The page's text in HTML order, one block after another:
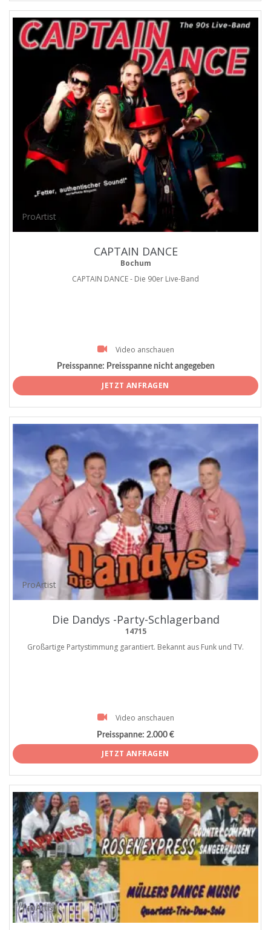
ProArtist
CAPTAIN DANCE
Bochum
CAPTAIN DANCE - Die 90er Live-Band
Video anschauen
Preisspanne: Preisspanne nicht angegeben
JETZT ANFRAGEN
ProArtist
Die Dandys -Party-Schlagerband
14715
Großartige Partystimmung garantiert. Bekannt aus Funk und TV.
Video anschauen
Preisspanne: 2.000 €
JETZT ANFRAGEN
ProArtist